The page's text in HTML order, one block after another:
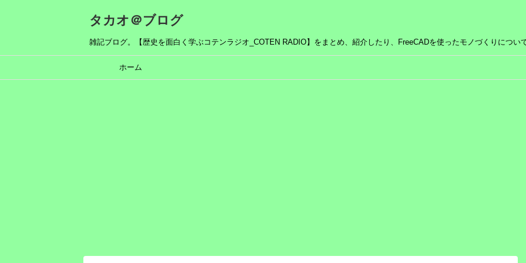
タカオ＠ブログ
雑記ブログ。【歴史を面白く学ぶコテンラジオ_COTEN RADIO】をまとめ、紹介したり、FreeCADを使ったモノづくりについ
ホーム